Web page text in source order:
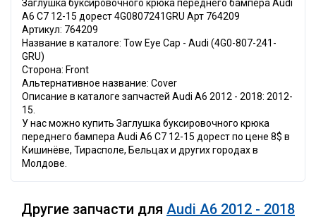
Заглушка буксировочного крюка переднего бампера Audi
A6 C7 12-15 дорест 4G0807241GRU Арт 764209
Артикул: 764209
Название в каталоге: Tow Eye Cap - Audi (4G0-807-241-
GRU)
Сторона: Front
Альтернативное название: Cover
Описание в каталоге запчастей Audi A6 2012 - 2018: 2012-
15.
У нас можно купить Заглушка буксировочного крюка
переднего бампера Audi A6 C7 12-15 дорест по цене 8$ в
Кишинёве, Тирасполе, Бельцах и других городах в
Молдове.
Другие запчасти для Audi A6 2012 - 2018